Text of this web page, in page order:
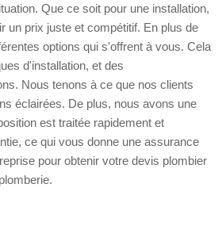
Que ce soit pour une installation,
un prix juste et compétitif. En plus de
options qui s'offrent à vous. Cela
d'installation, et des
Nous tenons à ce que nos clients
éclairées. De plus, nous avons une
est traitée rapidement et
ce qui vous donne une assurance
pour obtenir votre devis plombier